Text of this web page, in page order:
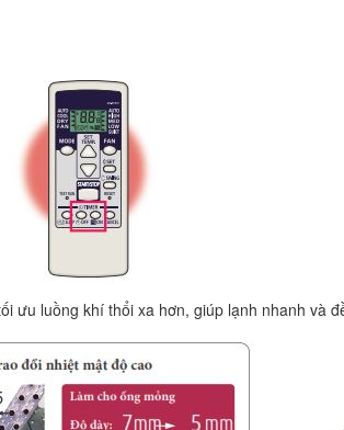
ưu luồng khí thổi xa hơn, giúp lạnh nhanh và